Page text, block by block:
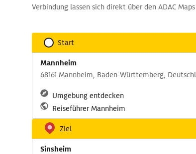
Verbindung lassen sich direkt über den ADAC
Start
Mannheim
68161 Mannheim, Baden-Württemberg,
Umgebung entdecken
Reiseführer Mannheim
Ziel
Sinsheim